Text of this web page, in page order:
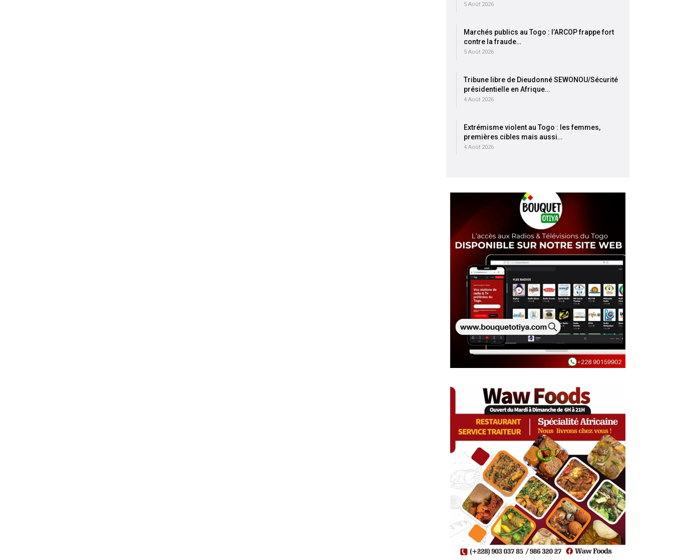
5 Août 2026
Marchés publics au Togo : l’ARCOP frappe fort
contre la fraude…
5 Août 2026
Tribune libre de Dieudonné SEWONOU/Sécurité
présidentielle en Afrique…
4 Août 2026
Extrémisme violent au Togo : les femmes,
premières cibles mais aussi…
4 Août 2026